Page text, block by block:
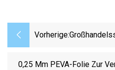
Vorherige:
0,25 Mm PEVA-Folie Zur